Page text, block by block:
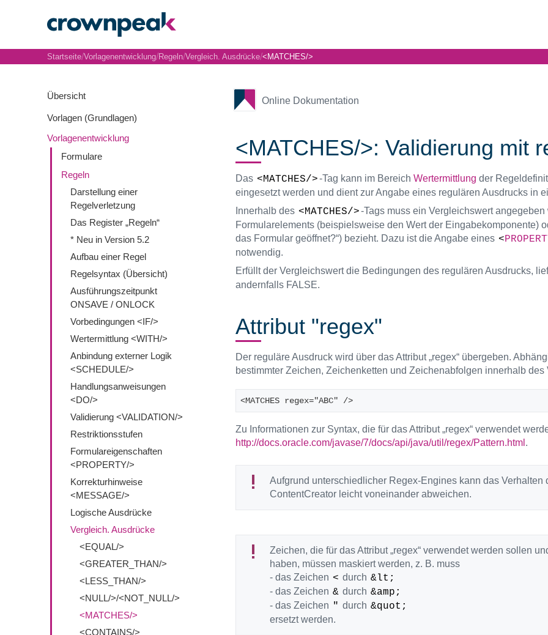
Übersicht
Vorlagen (Grundlagen)
Vorlagenentwicklung
Formulare
Regeln
Darstellung einer
Regelverletzung
Das Register „Regeln“
* Neu in Version 5.2
Aufbau einer Regel
Regelsyntax (Übersicht)
Ausführungszeitpunkt
ONSAVE / ONLOCK
Vorbedingungen <IF/>
Wertermittlung <WITH/>
Anbindung externer Logik
<SCHEDULE/>
Handlungsanweisungen
<DO/>
Validierung <VALIDATION/>
Restriktionsstufen
Formulareigenschaften
<PROPERTY/>
Korrekturhinweise
<MESSAGE/>
Logische Ausdrücke
Vergleich. Ausdrücke
<EQUAL/>
<GREATER_THAN/>
<LESS_THAN/>
<NULL/>/<NOT_NULL/>
<MATCHES/>
<CONTAINS/>
Online Dokumentation
Startseite/Vorlagenentwicklung/Regeln/Vergleich. Ausdrücke/<MATCHES/>
<MATCHES/>: Validierung mit
Das <MATCHES/>-Tag kann im Bereich Wertermittlung der
eingesetzt werden und dient zur Angabe eines regulären Ausdrucks in
Innerhalb des <MATCHES/>-Tags muss ein Vergleichswert
Formularelements (beispielsweise den Wert der Eingabekomponente)
das Formular geöffnet?“) bezieht. Dazu ist die Angabe eines <
notwendig.
Erfüllt der Vergleichswert die Bedingungen des regulären Ausdrucks,
andernfalls FALSE.
Attribut "regex"
Der reguläre Ausdruck wird über das Attribut „regex“ übergeben.
bestimmter Zeichen, Zeichenketten und Zeichenabfolgen innerhalb
<MATCHES regex="ABC" />
Zu Informationen zur Syntax, die für das Attribut „regex“ verwendet
http://docs.oracle.com/javase/7/docs/api/java/util/regex/Pattern.html .
Aufgrund unterschiedlicher Regex-Engines kann das Verhalten
ContentCreator leicht voneinander abweichen.
Zeichen, die für das Attribut „regex“ verwendet werden sollen
haben, müssen maskiert werden, z. B. muss
- das Zeichen < durch &lt;
- das Zeichen & durch &amp;
- das Zeichen " durch &quot;
ersetzt werden.